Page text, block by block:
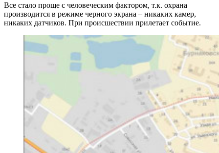
Все стало проще с человеческим фактором, т.к. охрана
производится в режиме черного экрана – никаких камер,
никаких датчиков. При происшествии прилетает событие.